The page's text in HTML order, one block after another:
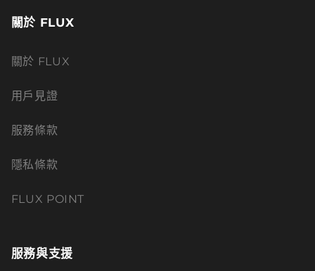
關於 FLUX
關於 FLUX
用戶見證
服務條款
隱私條款
FLUX POINT
服務與支援